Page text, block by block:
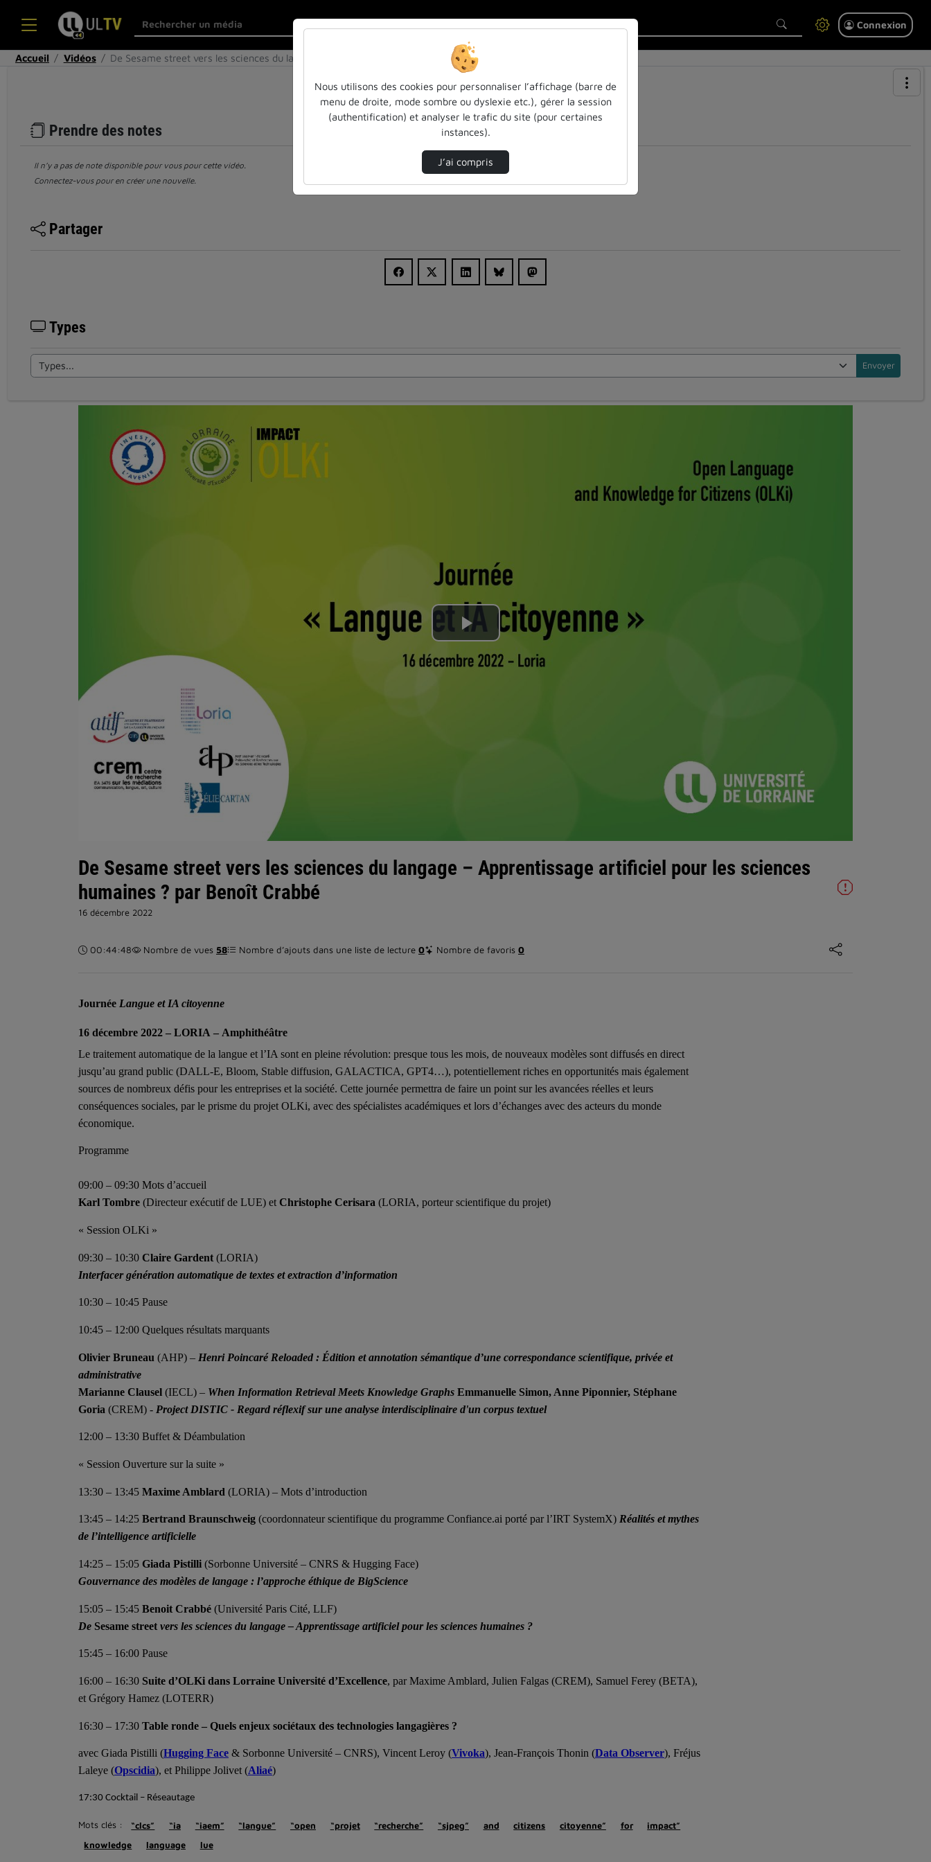
Connexion
Accueil Vidéos De Sesame street vers les sciences du langag…
Prendre des notes
Il n’y a pas de note disponible pour vous pour cette vidéo.
Connectez-vous pour en créer une nouvelle.
Partager
Types
Lire
la
De Sesame street vers les sciences du langage – Apprentissage artificiel pour les sciences
humaines ? par Benoît Crabbé
16 décembre 2022
Durée :
00:44:48 Nombre de vues 58 Nombre d’ajouts dans une liste de lecture 0 Nombre de favoris 0
Journée Langue et IA citoyenne
16 décembre 2022 – LORIA – Amphithéâtre
Le traitement automatique de la langue et l’IA sont en pleine révolution: presque tous les mois, de nouveaux modèles sont diffusés en direct
jusqu’au grand public (DALL-E, Bloom, Stable diffusion, GALACTICA, GPT4…), potentiellement riches en opportunités mais également
sources de nombreux défis pour les entreprises et la société. Cette journée permettra de faire un point sur les avancées réelles et leurs
conséquences sociales, par le prisme du projet OLKi, avec des spécialistes académiques et lors d’échanges avec des acteurs du monde
économique.
Programme
09:00 – 09:30 Mots d’accueil
Karl Tombre (Directeur exécutif de LUE) et Christophe Cerisara (LORIA, porteur scientifique du projet)
« Session OLKi »
09:30 – 10:30 Claire Gardent (LORIA)
Interfacer génération automatique de textes et extraction d’information
10:30 – 10:45 Pause
10:45 – 12:00 Quelques résultats marquants
Olivier Bruneau (AHP) – Henri Poincaré Reloaded : Édition et annotation sémantique d’une correspondance scientifique, privée et
administrative
Marianne Clausel (IECL) – When Information Retrieval Meets Knowledge Graphs Emmanuelle Simon, Anne Piponnier, Stéphane
Goria (CREM) - Project DISTIC - Regard réflexif sur une analyse interdisciplinaire d'un corpus textuel
12:00 – 13:30 Buffet & Déambulation
« Session Ouverture sur la suite »
13:30 – 13:45 Maxime Amblard (LORIA) – Mots d’introduction
13:45 – 14:25 Bertrand Braunschweig (coordonnateur scientifique du programme Confiance.ai porté par l’IRT SystemX) Réalités et mythes
de l’intelligence artificielle
14:25 – 15:05 Giada Pistilli (Sorbonne Université – CNRS & Hugging Face)
Gouvernance des modèles de langage : l’approche éthique de BigScience
15:05 – 15:45 Benoit Crabbé (Université Paris Cité, LLF)
De Sesame street vers les sciences du langage – Apprentissage artificiel pour les sciences humaines ?
15:45 – 16:00 Pause
16:00 – 16:30 Suite d’OLKi dans Lorraine Université d’Excellence, par Maxime Amblard, Julien Falgas (CREM), Samuel Ferey (BETA),
et Grégory Hamez (LOTERR)
16:30 – 17:30 Table ronde – Quels enjeux sociétaux des technologies langagières ?
avec Giada Pistilli (Hugging Face & Sorbonne Université – CNRS), Vincent Leroy (Vivoka), Jean-François Thonin (Data Observer), Fréjus
Laleye (Opscidia), et Philippe Jolivet (Aliaé)
17:30 Cocktail – Réseautage
Mots clés : “clcs” “ia “iaem” “langue” “open “projet “recherche” “sjpeg” and citizens citoyenne” for
impact”
knowledge
language lue
Nous utilisons des cookies pour personnaliser l’affichage (barre de
menu de droite, mode sombre ou dyslexie etc.), gérer la session
(authentification) et analyser le trafic du site (pour certaines
instances).
J’ai compris